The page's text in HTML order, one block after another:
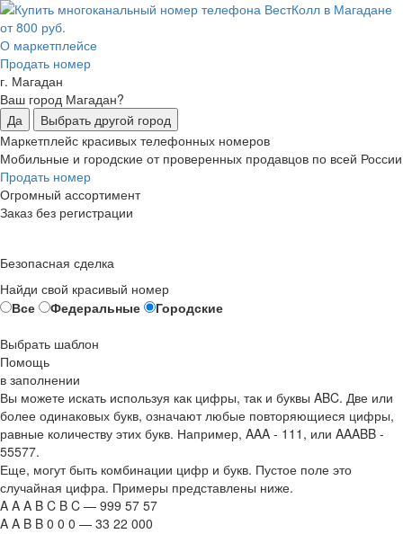
О маркетплейсе
Продать номер
г. Магадан
Ваш город Магадан?
Да
Выбрать другой город
Маркетплейс красивых телефонных номеров
Мобильные и городские от проверенных продавцов по всей России
Продать номер
Огромный ассортимент
Заказ без регистрации
Безопасная сделка
Найди свой красивый номер
Все
Федеральные
Городские
Выбрать шаблон
Помощь
в заполнении
Вы можете искать используя как цифры, так и буквы ABC. Две или
более одинаковых букв, означают любые повторяющиеся цифры,
равные количеству этих букв. Например, AAA - 111 , или AAABB -
55577.
Еще, могут быть комбинации цифр и букв. Пустое поле это
случайная цифра. Примеры представлены ниже.
A A A B C B C — 999 57 57
A A B B 0 0 0 — 33 22 000